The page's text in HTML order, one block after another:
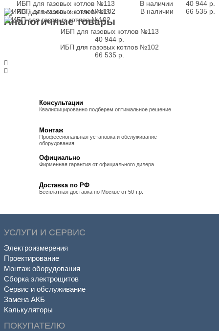
ИБП для газовых котлов №113 В наличии 40 944 р.
ИБП для газовых котлов №102
В наличии 66 535 р.
Аналогичные товары
ИБП для газовых котлов №113
40 944 р.
ИБП для газовых котлов №102
66 535 р.
Консультации
Квалифицированно подберем оптимальное решение
Монтаж
Профессиональная установка и обслуживание
оборудования
Официально
Фирменная гарантия от официального дилера
Доставка по РФ
Бесплатная доставка по Москве от 50 т.р.
УСЛУГИ И СЕРВИС
Электроизмерения
Проектирование
Монтаж оборудования
Сборка электрощитов
Сервис и обслуживание
Замена АКБ
Калькуляторы
ПОКУПАТЕЛЮ